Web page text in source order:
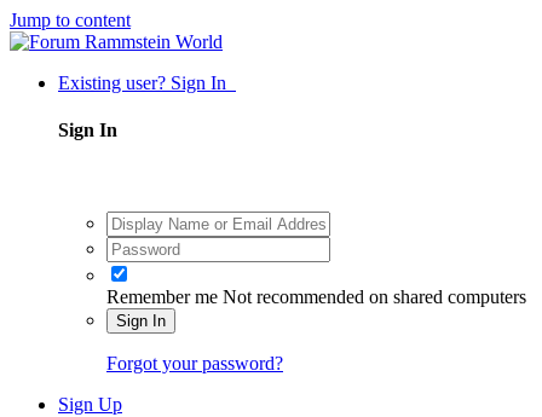
Jump to content
Existing user? Sign In
Sign In
Remember me Not recommended on shared computers
Sign In
Forgot your password?
Sign Up